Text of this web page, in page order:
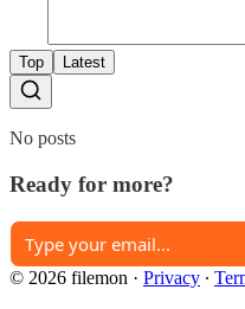
Top Latest
No posts
Ready for more?
© 2026 filemon · Privacy ∙